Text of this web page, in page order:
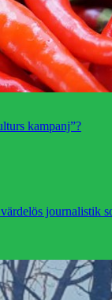
kampanj”?
journalistik